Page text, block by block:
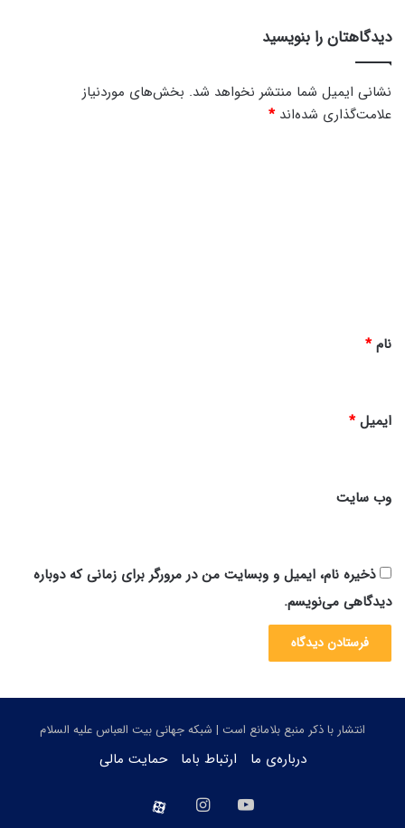
و
ش
ش
م
دیدگاهتان را بنویسید
نشانی ایمیل شما منتشر نخواهد شد. بخش‌های موردنیاز
علامت‌گذاری شده‌اند*
نام*
ایمیل*
وب‌ سایت
ذخیره نام، ایمیل و وبسایت من در مرورگر برای زمانی که دوباره
دیدگاهی می‌نویسم.
انتشار با ذکر منبع بلامانع است | شبکه جهانی بیت العباس علیه السلام
درباره‌ی ما ارتباط باما حمایت مالی
یوتیوب اینستاگرام